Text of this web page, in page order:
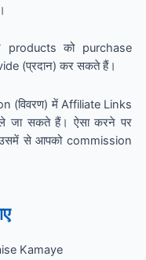
को purchase
(प्रदान) कर सकते हैं।
(विवरण) में Affiliate Links
ले जा सकते हैं। ऐसा करने पर
उसमें से आपको commission